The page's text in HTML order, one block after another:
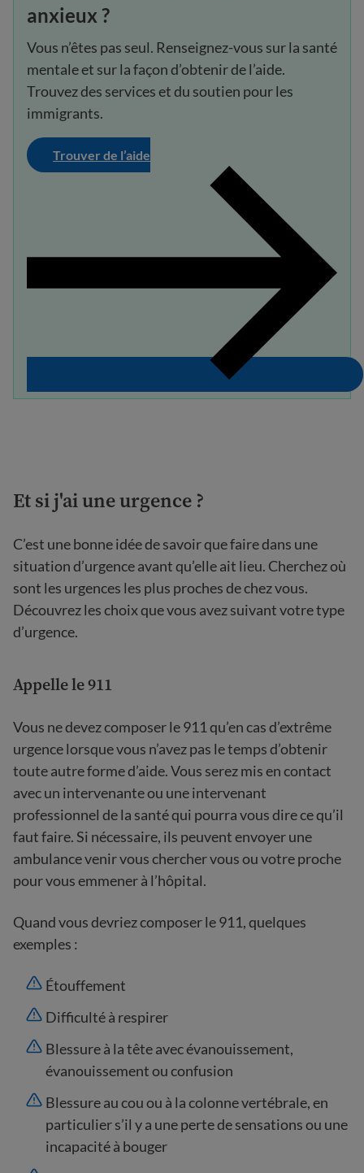
anxieux ?
Vous n’êtes pas seul. Renseignez-vous sur la santé
mentale et sur la façon d’obtenir de l’aide.
Trouvez des services et du soutien pour les
immigrants.
Trouver de l’aide
Et si j'ai une urgence ?
C’est une bonne idée de savoir que faire dans une
situation d’urgence avant qu’elle ait lieu. Cherchez où
sont les urgences les plus proches de chez vous.
Découvrez les choix que vous avez suivant votre type
d’urgence.
Appelle le 911
Vous ne devez composer le 911 qu’en cas d’extrême
urgence lorsque vous n’avez pas le temps d’obtenir
toute autre forme d’aide. Vous serez mis en contact
avec un intervenante ou une intervenant
professionnel de la santé qui pourra vous dire ce qu’il
faut faire. Si nécessaire, ils peuvent envoyer une
ambulance venir vous chercher vous ou votre proche
pour vous emmener à l’hôpital.
Quand vous devriez composer le 911, quelques
exemples :
Étouffement
Difficulté à respirer
Blessure à la tête avec évanouissement,
évanouissement ou confusion
Blessure au cou ou à la colonne vertébrale, en
particulier s’il y a une perte de sensations ou une
incapacité à bouger